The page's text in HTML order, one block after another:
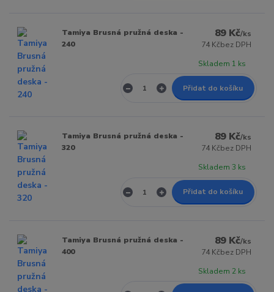
Tamiya Brusná pružná deska -
240
89 Kč/ks
74 Kčbez DPH
Skladem 1 ks
Přidat do košíku
Tamiya Brusná pružná deska -
320
89 Kč/ks
74 Kčbez DPH
Skladem 3 ks
Přidat do košíku
Tamiya Brusná pružná deska -
400
89 Kč/ks
74 Kčbez DPH
Skladem 2 ks